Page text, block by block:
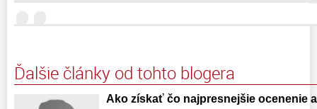
Ďalšie články od tohto blogera
Ako získať čo najpresnejšie ocenenie